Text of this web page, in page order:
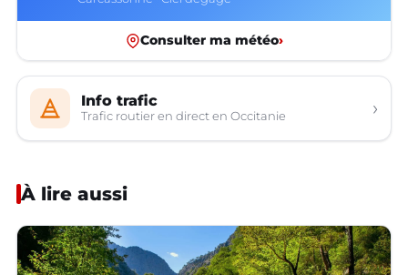
Consulter ma météo›
Info trafic
Trafic routier en direct en Occitanie ›
À lire aussi